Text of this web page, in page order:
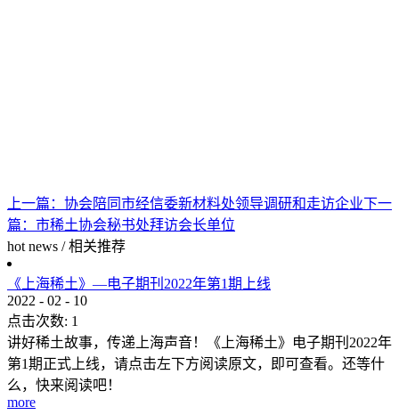
上一篇： 协会陪同市经信委新材料处领导调研和走访企业下一
篇： 市稀土协会秘书处拜访会长单位
hot news / 相关推荐
《上海稀土》—电子期刊2022年第1期上线
2022 - 02 - 10
点击次数: 1
讲好稀土故事，传递上海声音！《上海稀土》电子期刊2022年
第1期正式上线，请点击左下方阅读原文，即可查看。还等什
么，快来阅读吧！
more